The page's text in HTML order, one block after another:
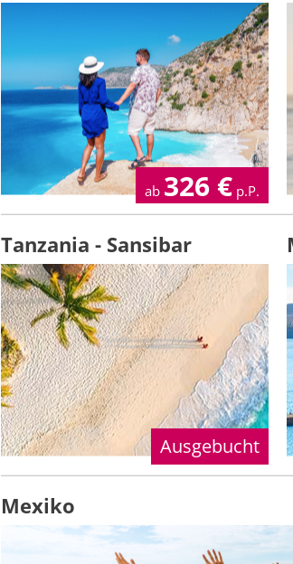
ab 326€ p.P.
Tanzania - Sansibar
Mexiko